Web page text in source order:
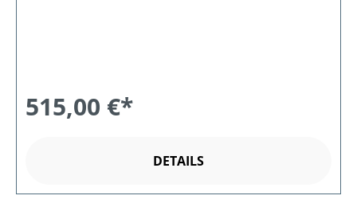
515,00 €*
DETAILS